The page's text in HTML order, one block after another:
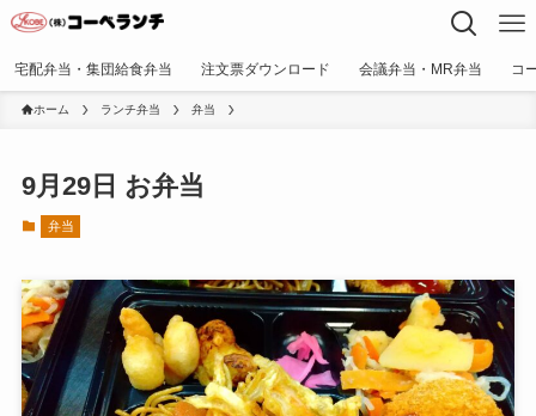
宅配弁当・集団給食弁当 注文票ダウンロード 会議弁当・MR弁当 コ
ホーム ランチ弁当 弁当
9月29日 お弁当
弁当